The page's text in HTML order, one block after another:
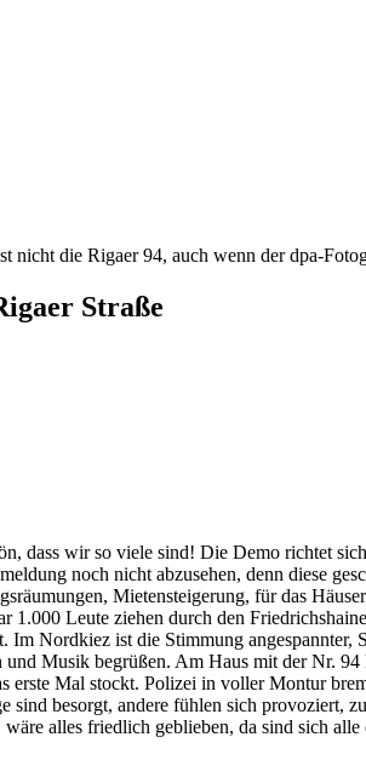
Straße
dass wir so viele sind! Die Demo richtet
noch nicht abzusehen, denn diese
Mietensteigerung, für das
1.000 Leute ziehen durch den
Nordkiez ist die Stimmung
Musik begrüßen. Am Haus mit der Nr.
Mal stockt. Polizei in voller Montur
besorgt, andere fühlen sich provoziert,
alles friedlich geblieben, da sind sich